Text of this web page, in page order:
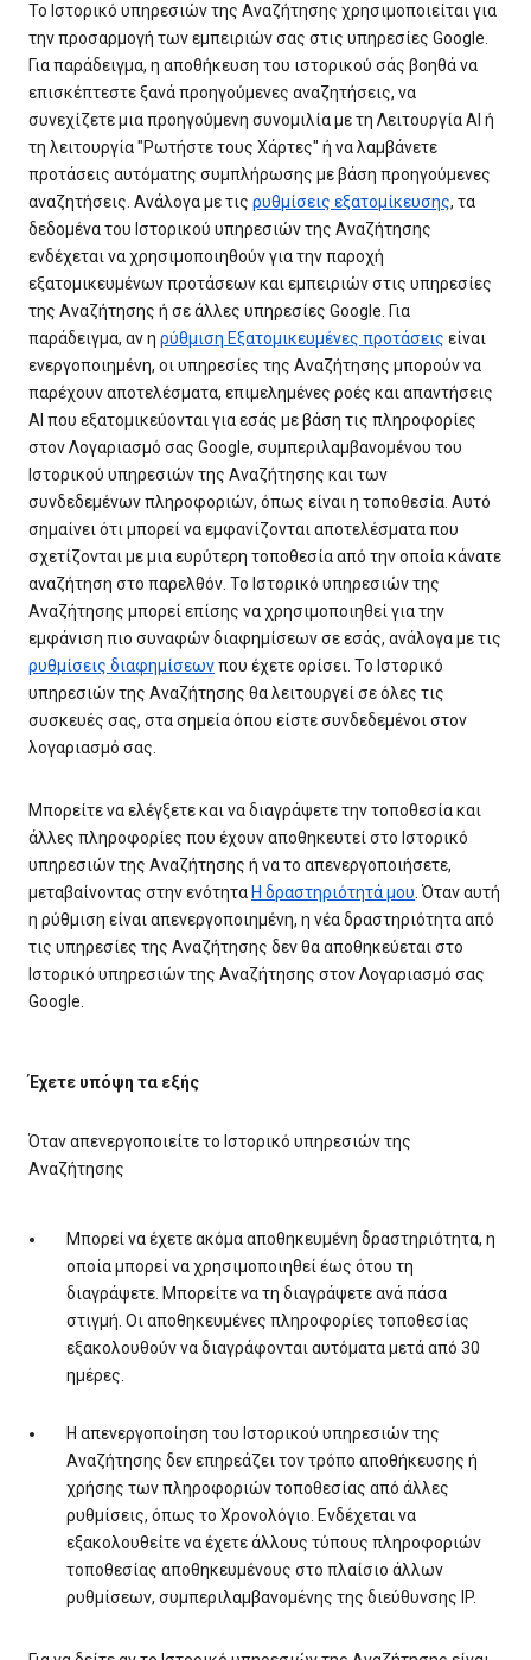
Το Ιστορικό υπηρεσιών της Αναζήτησης χρησιμοποιείται για
την προσαρμογή των εμπειριών σας στις υπηρεσίες Google.
Για παράδειγμα, η αποθήκευση του ιστορικού σάς βοηθά να
επισκέπτεστε ξανά προηγούμενες αναζητήσεις, να
συνεχίζετε μια προηγούμενη συνομιλία με τη Λειτουργία AI ή
τη λειτουργία "Ρωτήστε τους Χάρτες" ή να λαμβάνετε
προτάσεις αυτόματης συμπλήρωσης με βάση προηγούμενες
αναζητήσεις. Ανάλογα με τις ρυθμίσεις εξατομίκευσης, τα
δεδομένα του Ιστορικού υπηρεσιών της Αναζήτησης
ενδέχεται να χρησιμοποιηθούν για την παροχή
εξατομικευμένων προτάσεων και εμπειριών στις υπηρεσίες
της Αναζήτησης ή σε άλλες υπηρεσίες Google. Για
παράδειγμα, αν η ρύθμιση Εξατομικευμένες προτάσεις είναι
ενεργοποιημένη, οι υπηρεσίες της Αναζήτησης μπορούν να
παρέχουν αποτελέσματα, επιμελημένες ροές και απαντήσεις
AI που εξατομικεύονται για εσάς με βάση τις πληροφορίες
στον Λογαριασμό σας Google, συμπεριλαμβανομένου του
Ιστορικού υπηρεσιών της Αναζήτησης και των
συνδεδεμένων πληροφοριών, όπως είναι η τοποθεσία. Αυτό
σημαίνει ότι μπορεί να εμφανίζονται αποτελέσματα που
σχετίζονται με μια ευρύτερη τοποθεσία από την οποία κάνατε
αναζήτηση στο παρελθόν. Το Ιστορικό υπηρεσιών της
Αναζήτησης μπορεί επίσης να χρησιμοποιηθεί για την
εμφάνιση πιο συναφών διαφημίσεων σε εσάς, ανάλογα με τις
ρυθμίσεις διαφημίσεωνπου έχετε ορίσει. Το Ιστορικό
υπηρεσιών της Αναζήτησης θα λειτουργεί σε όλες τις
συσκευές σας, στα σημεία όπου είστε συνδεδεμένοι στον
λογαριασμό σας.
Μπορείτε να ελέγξετε και να διαγράψετε την τοποθεσία και
άλλες πληροφορίες που έχουν αποθηκευτεί στο Ιστορικό
υπηρεσιών της Αναζήτησης ή να το απενεργοποιήσετε,
μεταβαίνοντας στην ενότητα Η δραστηριότητά μου. Όταν αυτή
η ρύθμιση είναι απενεργοποιημένη, η νέα δραστηριότητα από
τις υπηρεσίες της Αναζήτησης δεν θα αποθηκεύεται στο
Ιστορικό υπηρεσιών της Αναζήτησης στον Λογαριασμό σας
Google.
Έχετε υπόψη τα εξής
Όταν απενεργοποιείτε το Ιστορικό υπηρεσιών της
Αναζήτησης
Μπορεί να έχετε ακόμα αποθηκευμένη δραστηριότητα, η
οποία μπορεί να χρησιμοποιηθεί έως ότου τη
διαγράψετε. Μπορείτε να τη διαγράψετε ανά πάσα
στιγμή. Οι αποθηκευμένες πληροφορίες τοποθεσίας
εξακολουθούν να διαγράφονται αυτόματα μετά από 30
ημέρες.
Η απενεργοποίηση του Ιστορικού υπηρεσιών της
Αναζήτησης δεν επηρεάζει τον τρόπο αποθήκευσης ή
χρήσης των πληροφοριών τοποθεσίας από άλλες
ρυθμίσεις, όπως το Χρονολόγιο. Ενδέχεται να
εξακολουθείτε να έχετε άλλους τύπους πληροφοριών
τοποθεσίας αποθηκευμένους στο πλαίσιο άλλων
ρυθμίσεων, συμπεριλαμβανομένης της διεύθυνσης IP.